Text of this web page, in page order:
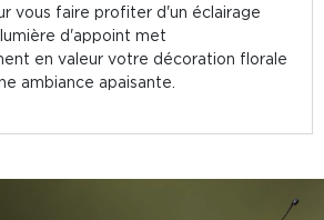
vous faire profiter d'un éclairage
d'appoint met
en valeur votre décoration florale
ambiance apaisante.